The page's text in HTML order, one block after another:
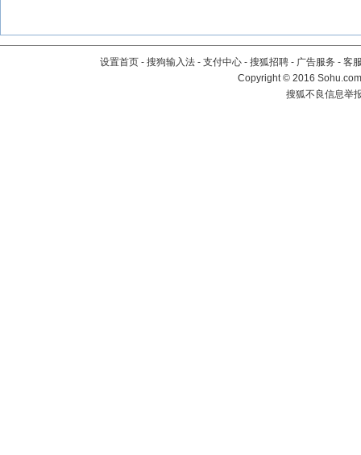
设置首页 - 搜狗输入法 - 支付中心 - 搜狐招聘 - 广告服务 - 客
Copyright©2016
搜狐不良信息举